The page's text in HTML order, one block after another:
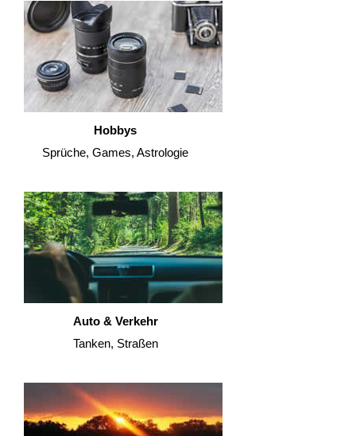
Hobbys
Sprüche, Games, Astrologie
Auto & Verkehr
Tanken, Straßen